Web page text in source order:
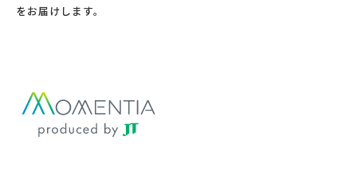
をお届けします。